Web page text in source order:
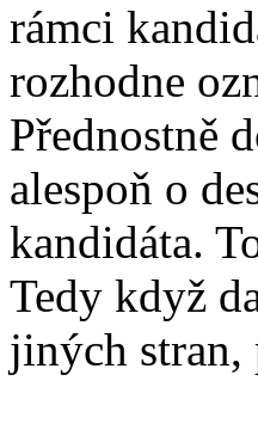
rámci
rozhodne
Přednostně
alespoň o
kandidáta.
Tedy když
jiných